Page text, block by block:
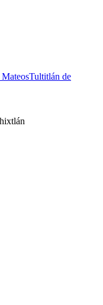
Tultitlán de